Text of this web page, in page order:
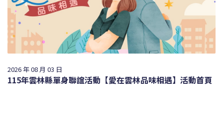
2026 年 08 月 03 日
115年雲林縣單身聯誼活動【愛在雲林品味相遇】活動首頁